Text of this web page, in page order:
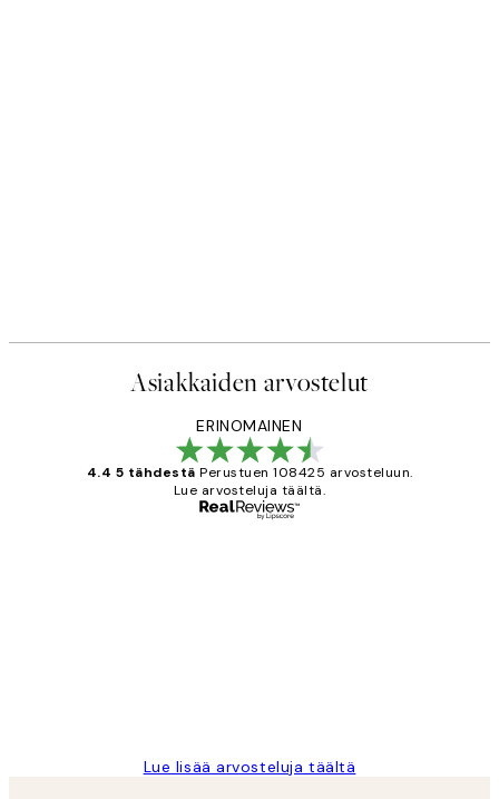
Asiakkaiden arvostelut
ERINOMAINEN
4.4 5 tähdestä Perustuen 108425 arvosteluun.
Lue arvosteluja täältä.
Lue lisää arvosteluja täältä